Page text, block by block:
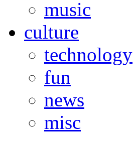
music
culture
technology
fun
news
misc